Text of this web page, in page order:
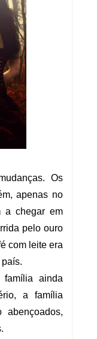
Os
apenas no
a chegar em
pelo ouro
com leite era
ainda
a família
abençoados,